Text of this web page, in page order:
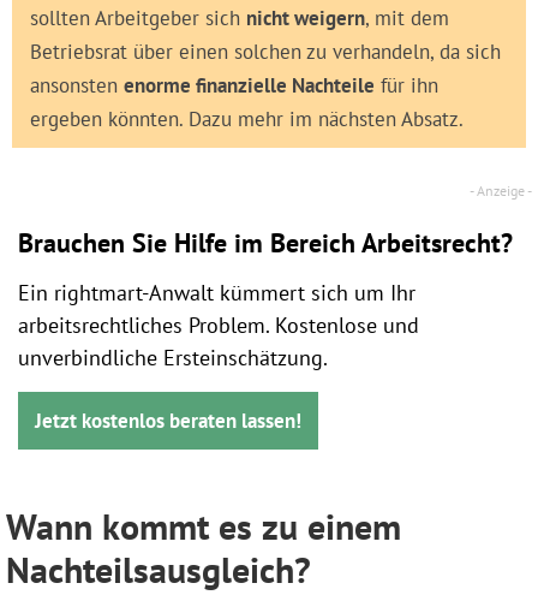
sollten Arbeitgeber sich nicht weigern, mit dem
Betriebsrat über einen solchen zu verhandeln, da sich
ansonsten enorme finanzielle Nachteile für ihn
ergeben könnten. Dazu mehr im nächsten Absatz.
Brauchen Sie Hilfe im Bereich Arbeitsrecht?
Ein rightmart-Anwalt kümmert sich um Ihr
arbeitsrechtliches Problem. Kostenlose und
unverbindliche Ersteinschätzung.
Jetzt kostenlos beraten lassen!
Wann kommt es zu einem
Nachteilsausgleich?